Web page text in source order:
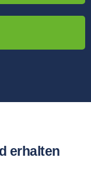
erhalten